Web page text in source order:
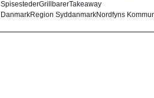
SpisestederGrillbarerTakeaway
DanmarkRegion SyddanmarkNordfyns